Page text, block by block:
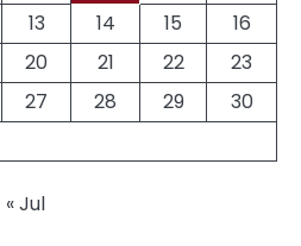
13 14 15
16
20 21 22
23
27 28 29
30
« Jul